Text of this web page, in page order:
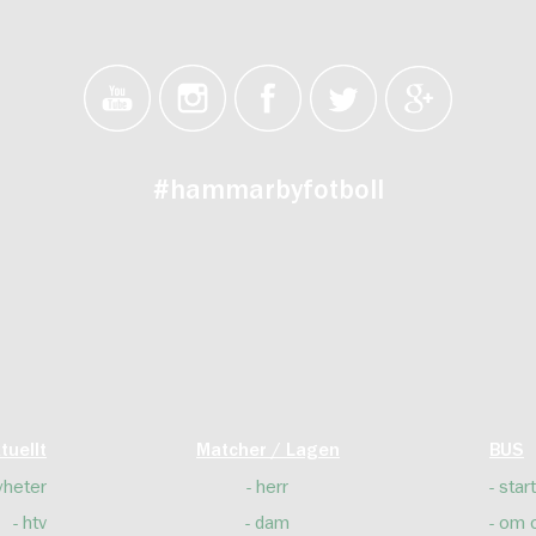
#hammarbyfotboll
htv
Matcher / Lagen
herr
dam
BUS
start
om